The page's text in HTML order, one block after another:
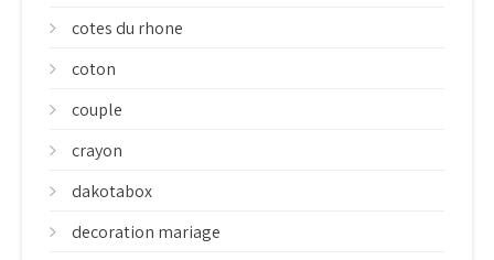
cotes du rhone
coton
couple
crayon
dakotabox
decoration mariage